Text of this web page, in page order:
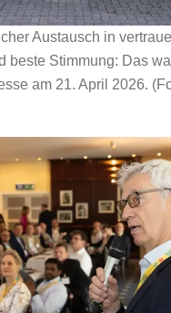
Austausch in
beste Stimmung: Das
am 21. April 2026.